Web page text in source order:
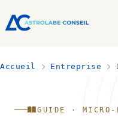
Accueil Entreprise
GUIDE · MICRO-